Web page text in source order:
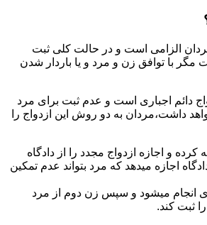
الزامی است و در حالت کلی ثبت
مگر با توافق زن و مرد و یا باردار شدن
دائم اجباری است و عدم ثبت برای مرد
داشت،مردان به دو روش این ازدواج را
کرده و اجازه ازدواج مجدد را از دادگاه
اجازه میدهد که مرد بتواند عدم تمکین
انجام میشود و سپس زن دوم از مرد
ثبت کند.